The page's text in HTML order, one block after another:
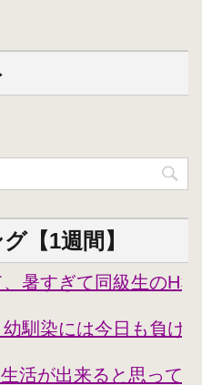
【1週間】
、暑すぎて同級生のH
幼馴染には今日も負け
活が出来ると思って